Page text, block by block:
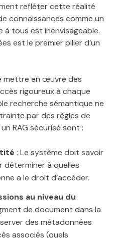
refléter cette réalité
connaissances comme un
tous est inenvisageable.
est le premier pilier d’un
mettre en œuvre des
rigoureux à chaque
recherche sémantique ne
par des règles de
RAG sécurisé sont :
: Le système doit savoir
déterminer à quelles
a le droit d’accéder.
au niveau du
de document dans la
des métadonnées
associés (quels